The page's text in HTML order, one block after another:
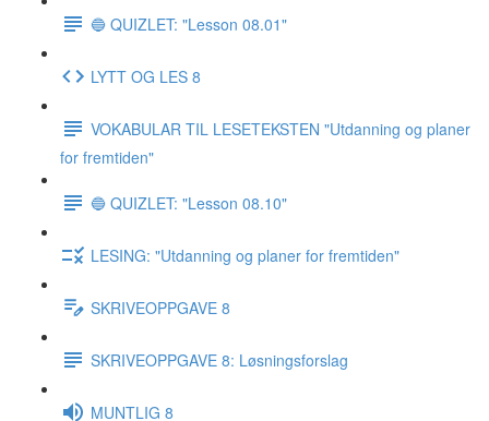
🔵 QUIZLET: "Lesson 08.01"
LYTT OG LES 8
VOKABULAR TIL LESETEKSTEN "Utdanning og planer
for fremtiden"
🔵 QUIZLET: "Lesson 08.10"
LESING: "Utdanning og planer for fremtiden"
SKRIVEOPPGAVE 8
SKRIVEOPPGAVE 8: Løsningsforslag
MUNTLIG 8